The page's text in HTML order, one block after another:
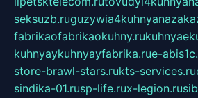
seksuzb.ru
fabrikaofabrikaokuhny.ru
kuhnyaykuhnyayfabrika.rue-
store-brawl-stars.rukts-services.ru
sindika-01.rusp-life.rux-legion.ru